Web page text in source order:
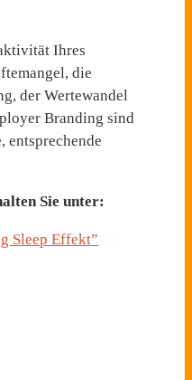
Ihres
die
der Wertewandel
Branding sind
entsprechende
Sie unter:
Sleep Effekt”